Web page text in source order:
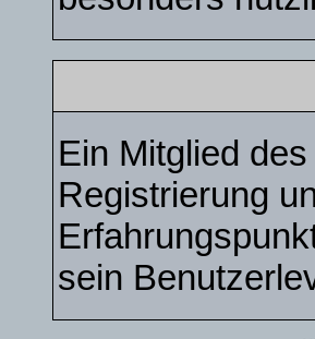
Ein Mitglied
Registrierung
sein